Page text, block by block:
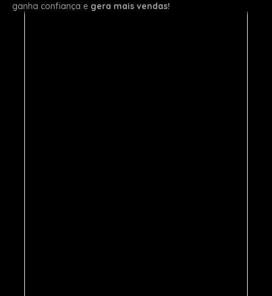
ganha confiança e gera mais vendas!